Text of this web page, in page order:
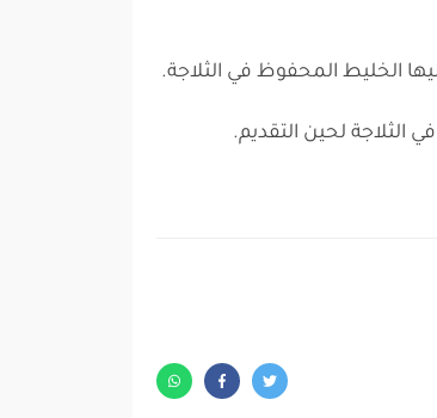
الخليط المحفوظ في الثلاجة.
الثلاجة لحين التقديم.